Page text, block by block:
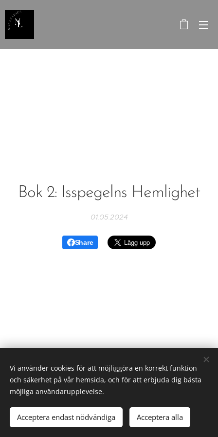
Bok 2: Isspegelns Hemlighet
01.05.2024
Share
© 2023
Skapad medWebnode Cookies
Vi använder cookies för att möjliggöra en korrekt funktion
och säkerhet på vår hemsida, och för att erbjuda dig bästa
möjliga användarupplevelse.
Acceptera endast nödvändiga Acceptera alla